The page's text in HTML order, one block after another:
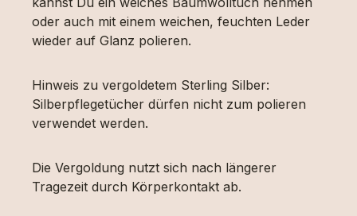
oder auch mit einem weichen, feuchten Leder
wieder auf Glanz polieren.
Hinweis zu vergoldetem Sterling Silber:
Silberpflegetücher dürfen nicht zum polieren
verwendet werden.
Die Vergoldung nutzt sich nach längerer
Tragezeit durch Körperkontakt ab.